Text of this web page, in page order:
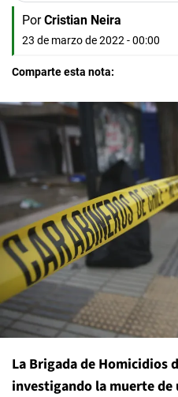
Por Cristian Neira
23 de marzo de 2022 - 00:00
Comparte esta nota:
La Brigada de Homicidios
investigando la muerte de